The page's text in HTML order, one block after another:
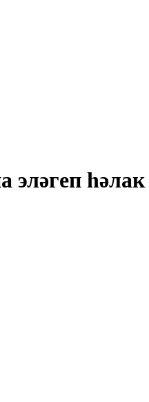
эләгеп